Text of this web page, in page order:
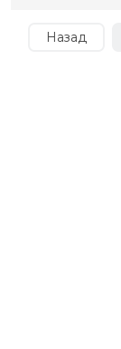
Назад